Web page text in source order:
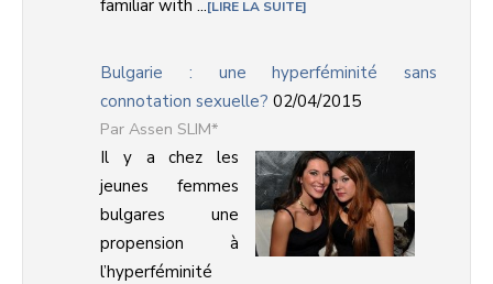
familiar with ... LIRE LA SUITE
Bulgarie : une hyperféminité sans
connotation sexuelle? 02/04/2015
Assen SLIM*
Il y a chez les
jeunes femmes
bulgares une
propension à
l’hyperféminité